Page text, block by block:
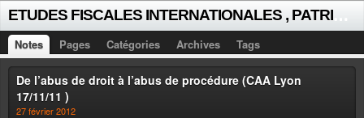
Notes Pages Catégories Archives Tags
De l’abus de droit à l’abus de procédure (CAA Lyon
17/11/11 )
27 février 2012